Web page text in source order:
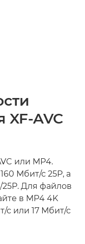
XF-AVC
или MP4.
Мбит/с 25P, а
Для файлов
в MP4 4K
с или 17 Мбит/с